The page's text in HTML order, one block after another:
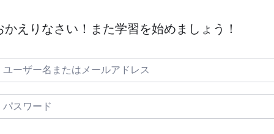
かえりなさい！また学習を始めましょう！